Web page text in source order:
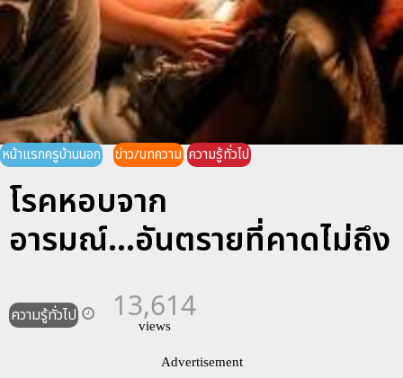
หน้าแรกครูบ้านนอก ข่าว/บทความ ความรู้ทั่วไป
โรคหอบจาก
อารมณ์...อันตรายที่คาดไม่ถึง
ความรู้ทั่วไป 13,614
views
Advertisement